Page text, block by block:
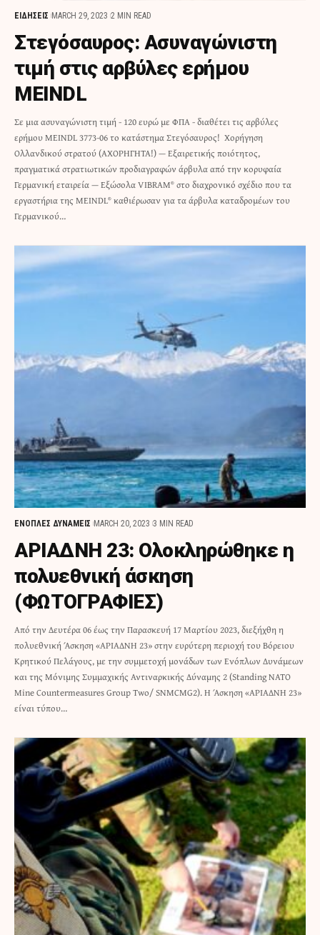
ΕΙΔΗΣΕΙΣ MARCH 29, 2023 2 MIN READ
Στεγόσαυρος: Ασυναγώνιστη
τιμή στις αρβύλες ερήμου
MEINDL
Σε μια ασυναγώνιστη τιμή - 120 ευρώ με ΦΠΑ - διαθέτει τις αρβύλες
ερήμου MEINDL 3773-06 το κατάστημα Στεγόσαυρος! Χορήγηση
Ολλανδικού στρατού (ΑΧΟΡΗΓΗΤΑ!) — Εξαιρετικής ποιότητος,
πραγματικά στρατιωτικών προδιαγραφών άρβυλα από την κορυφαία
Γερμανική εταιρεία — Εξώσολα VIBRAM® στο διαχρονικό σχέδιο που τα
εργαστήρια της MEINDL® καθιέρωσαν για τα άρβυλα καταδρομέων του
Γερμανικού…
ΕΝΟΠΛΕΣ ΔΥΝΑΜΕΙΣ MARCH 20, 2023 3 MIN READ
ΑΡΙΑΔΝΗ 23: Ολοκληρώθηκε η
πολυεθνική άσκηση
(ΦΩΤΟΓΡΑΦΙΕΣ)
Από την Δευτέρα 06 έως την Παρασκευή 17 Μαρτίου 2023, διεξήχθη η
πολυεθνική Άσκηση «ΑΡΙΑΔΝΗ 23» στην ευρύτερη περιοχή του Βόρειου
Κρητικού Πελάγους, με την συμμετοχή μονάδων των Ενόπλων Δυνάμεων
και της Μόνιμης Συμμαχικής Αντιναρκικής Δύναμης 2 (Standing NATO
Mine Countermeasures Group Two/ SNMCMG2). H Άσκηση «ΑΡΙΑΔΝΗ 23»
είναι τύπου…